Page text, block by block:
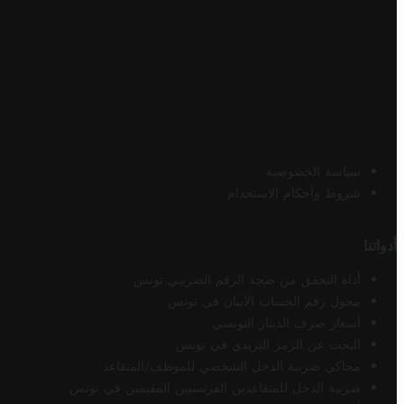
سياسة الخصوصية
شروط وأحكام الاستخدام
أدواتنا
أداة التحقق من صحة الرقم الضريبي تونس
محول رقم الحساب الآيبان في تونس
أسعار صرف الدينار التونسي
البحث عن الرمز البريدي في تونس
محاكي ضريبة الدخل الشخصي للموظف/المتقاعد
ضريبة الدخل للمتقاعدين الفرنسيين المقيمين في تونس